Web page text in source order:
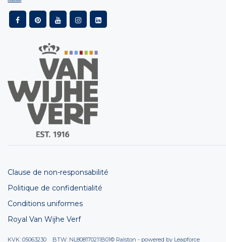
Clause de non-responsabilité
Politique de confidentialité
Conditions uniformes
Royal Van Wijhe Verf
KVK: 05063230 BTW: NL808170211B01© Ralston - powered by Leapforce